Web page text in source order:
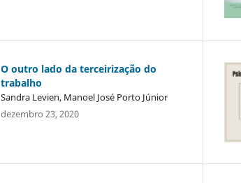
O outro lado da terceirização do
trabalho
Sandra Levien, Manoel José Porto Júnior
dezembro 23, 2020